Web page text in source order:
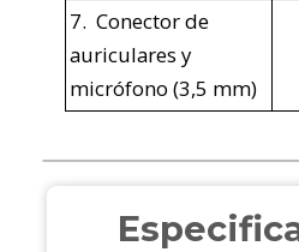
7. Conector de
auriculares y
micrófono (3,5 mm)